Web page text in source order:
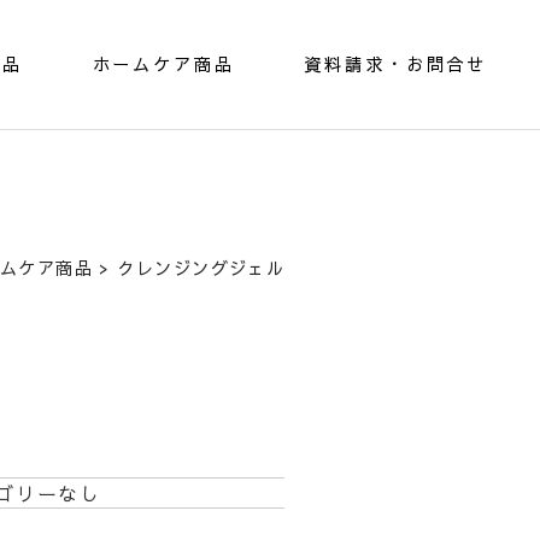
ホームケア商品 資料請求・お問合せ
ケア商品 > クレンジングジェル
リーなし